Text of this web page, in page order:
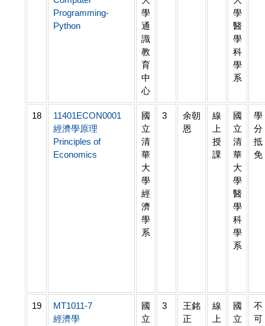
Programming-
Python
學
通
識
教
育
中
心
學
醫
學
科
學
系
18
11401ECON0001
經濟學原理
Principles of
Economics
國
立
清
華
大
學
經
濟
學
系
3
余朝
恩
線
上
授
課
國
立
清
華
大
學
醫
學
科
學
系
學
分
抵
免
19
MT1011-7
經濟學
國
立
3
王銘
正
線
上
國
立
不
可